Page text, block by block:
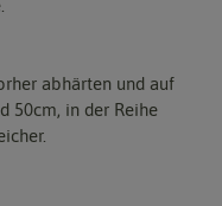
abhärten und auf
50cm, in der Reihe